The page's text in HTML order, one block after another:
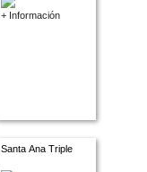
+ Información
Santa Ana Triple